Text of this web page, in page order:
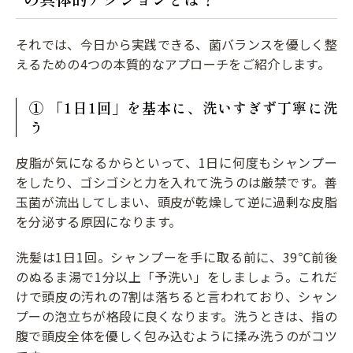
それでは、今日から実践できる、菌バランスを優しく整
えるための4つの本質的なアプローチをご紹介します。
① 「1日1回」を基本に、洗いすぎず丁寧に洗
う
皮脂が気になるからといって、1日に何度もシャンプー
をしたり、ゴシゴシと力を入れて洗うのは厳禁です。善
玉菌が流出してしまい、頭皮が乾燥して逆に過剰な皮脂
を分泌する原因になります。
洗髪は1日1回。シャンプーを手に取る前に、39℃前後
のぬるま湯で1分以上「予洗い」をしましょう。これだ
けで頭皮の汚れの7割は落ちると言われており、シャン
プーの泡立ちが格段に良くなります。洗うときは、指の
腹で頭皮全体を優しく包み込むように揉み洗うのがコツ